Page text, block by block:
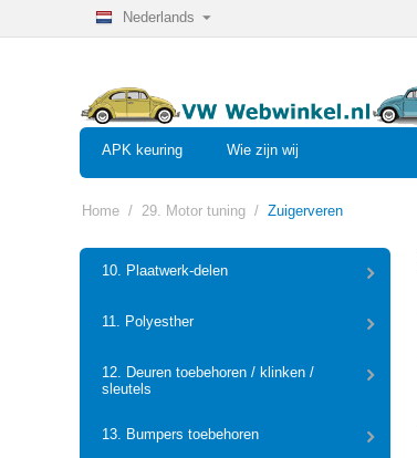
Nederlands
APK keuring Wie zijn wij
Home / 29. Motor tuning / Zuigerveren
10. Plaatwerk-delen
11. Polyesther
12. Deuren toebehoren / klinken /
sleutels
13. Bumpers toebehoren